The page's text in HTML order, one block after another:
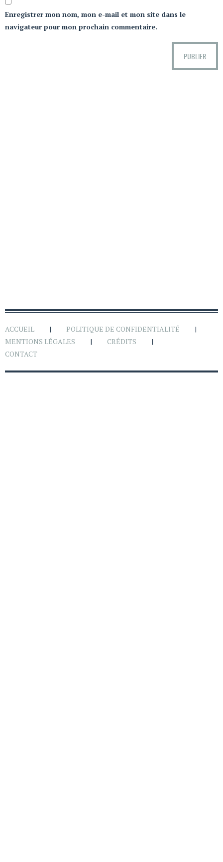
Enregistrer mon nom, mon e-mail et mon site dans le
navigateur pour mon prochain commentaire.
ACCUEIL
POLITIQUE DE CONFIDENTIALITÉ
MENTIONS LÉGALES
CRÉDITS
CONTACT